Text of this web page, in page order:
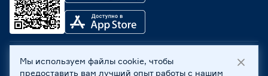
ООО «Бауцентр Рус» 2004 -2026, 236029, г. Калининград,
ул. А.Невского, 205. ИНН 7702596813, КПП 390601001 ©
Мы используем файлы cookie, чтобы
предоставить вам лучший опыт работы с нашим